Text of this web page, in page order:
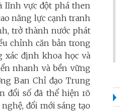
lĩnh vực đột phá then
năng lực cạnh tranh
trở thành nước phát
chỉnh căn bản trong
xác định khoa học và
nhanh và bền vững
Ban Chỉ đạo Trung
đổi số đã thể hiện rõ
đổi mới sáng tạo